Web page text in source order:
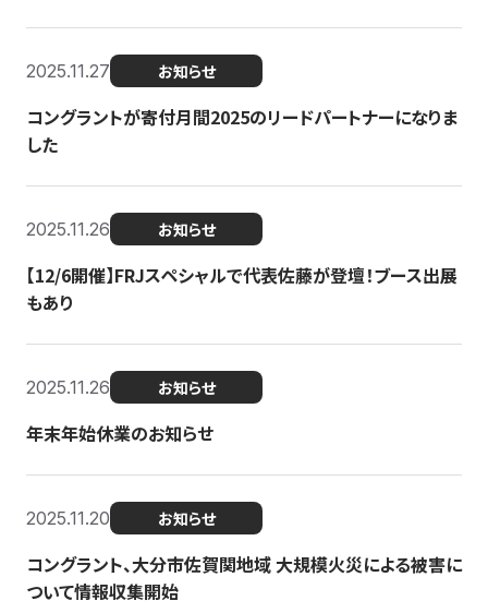
2025.11.27 お知らせ
コングラントが寄付月間2025のリードパートナーになりま
した
2025.11.26 お知らせ
【12/6開催】FRJスペシャルで代表佐藤が登壇！ブース出展
もあり
2025.11.26 お知らせ
年末年始休業のお知らせ
2025.11.20 お知らせ
コングラント、大分市佐賀関地域 大規模火災による被害に
ついて情報収集開始